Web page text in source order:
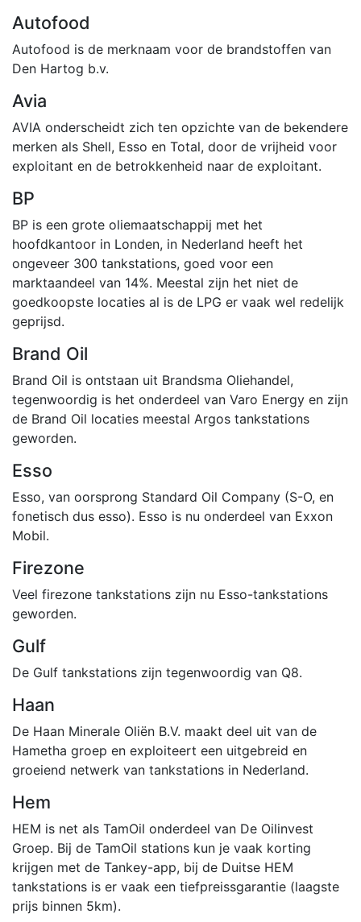
Autofood
Autofood is de merknaam voor de brandstoffen van
Den Hartog b.v.
Avia
AVIA onderscheidt zich ten opzichte van de bekendere
merken als Shell, Esso en Total, door de vrijheid voor
exploitant en de betrokkenheid naar de exploitant.
BP
BP is een grote oliemaatschappij met het
hoofdkantoor in Londen, in Nederland heeft het
ongeveer 300 tankstations, goed voor een
marktaandeel van 14%. Meestal zijn het niet de
goedkoopste locaties al is de LPG er vaak wel redelijk
geprijsd.
Brand Oil
Brand Oil is ontstaan uit Brandsma Oliehandel,
tegenwoordig is het onderdeel van Varo Energy en zijn
de Brand Oil locaties meestal Argos tankstations
geworden.
Esso
Esso, van oorsprong Standard Oil Company (S-O, en
fonetisch dus esso). Esso is nu onderdeel van Exxon
Mobil.
Firezone
Veel firezone tankstations zijn nu Esso-tankstations
geworden.
Gulf
De Gulf tankstations zijn tegenwoordig van Q8.
Haan
De Haan Minerale Oliën B.V. maakt deel uit van de
Hametha groep en exploiteert een uitgebreid en
groeiend netwerk van tankstations in Nederland.
Hem
HEM is net als TamOil onderdeel van De Oilinvest
Groep. Bij de TamOil stations kun je vaak korting
krijgen met de Tankey-app, bij de Duitse HEM
tankstations is er vaak een tiefpreissgarantie (laagste
prijs binnen 5km).